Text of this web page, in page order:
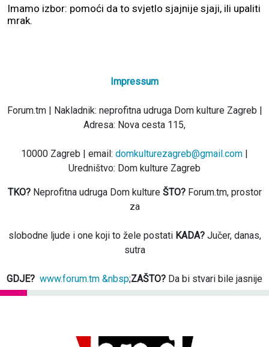
Imamo izbor: pomoći da to svjetlo sjajnije sjaji, ili upaliti
mrak.
Impressum
Forum.tm | Nakladnik: neprofitna udruga Dom kulture Zagreb |
Adresa: Nova cesta 115,
10000 Zagreb | email: domkulturezagreb@gmail.com |
Uredništvo: Dom kulture Zagreb
TKO?Neprofitna udruga Dom kulture ŠTO?Forum.tm, prostor
za
slobodne ljude i one koji to žele postati KADA?Jučer, danas,
sutra
GDJE? www.forum.tm &nbsp;ZAŠTO? Da bi stvari bile jasnije